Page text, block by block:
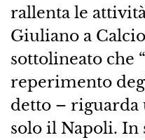
rallenta le
Giuliano a
sottolineato che
reperimento
detto – riguarda
solo il Napoli. In